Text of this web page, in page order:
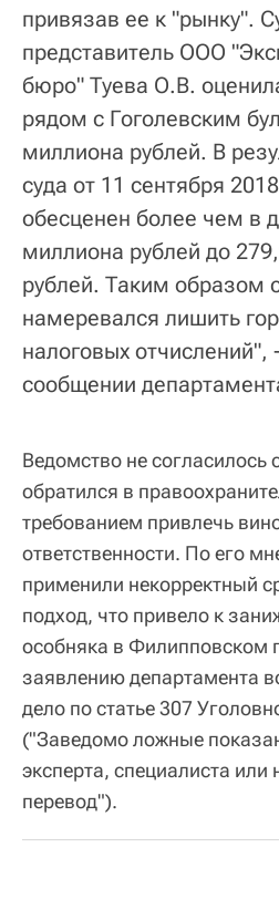
привязав ее к "рынку".
представитель ООО
бюро" Туева О.В.
рядом с Гоголевским
миллиона рублей. В
суда от 11 сентября
обесценен более чем в
миллиона рублей до
рублей. Таким образом
намеревался лишить
налоговых отчислений",
сообщении
Ведомство не согласилось
обратился в
требованием привлечь
ответственности. По его
применили некорректный
подход, что привело к
особняка в Филипповском
заявлению департамента
дело по статье 307
("Заведомо ложные
эксперта, специалиста
перевод").